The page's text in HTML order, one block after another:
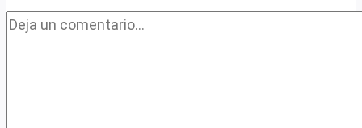
en
CDMX